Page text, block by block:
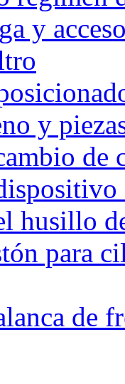
y
y
de
husillo
para
de